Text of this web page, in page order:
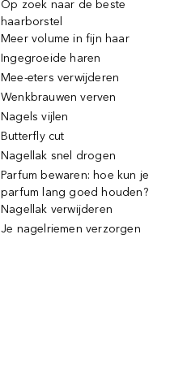
Op zoek naar de beste
haarborstel
Meer volume in fijn haar
Ingegroeide haren
Mee-eters verwijderen
Wenkbrauwen verven
Nagels vijlen
Butterfly cut
Nagellak snel drogen
Parfum bewaren: hoe kun je
parfum lang goed houden?
Nagellak verwijderen
Je nagelriemen verzorgen